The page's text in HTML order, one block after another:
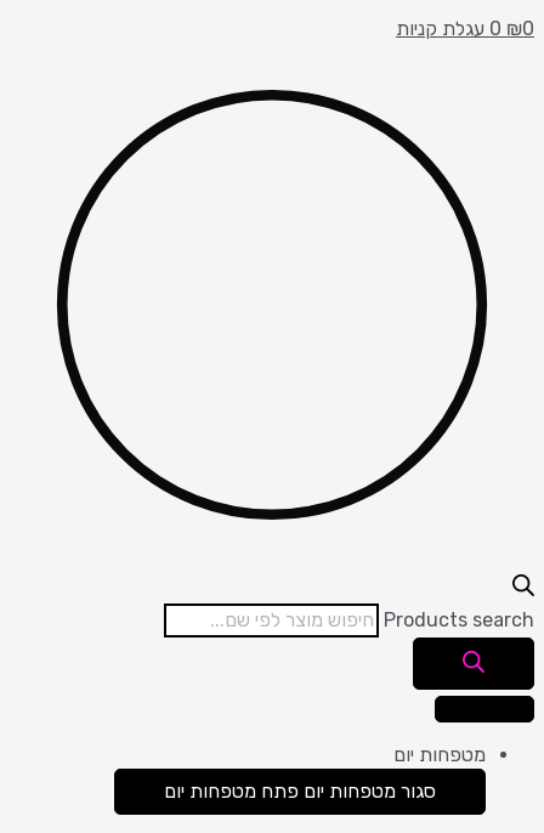
₪0
0 עגלת קניות
Products search
מטפחות יום
סגור מטפחות יום פתח מטפחות יום